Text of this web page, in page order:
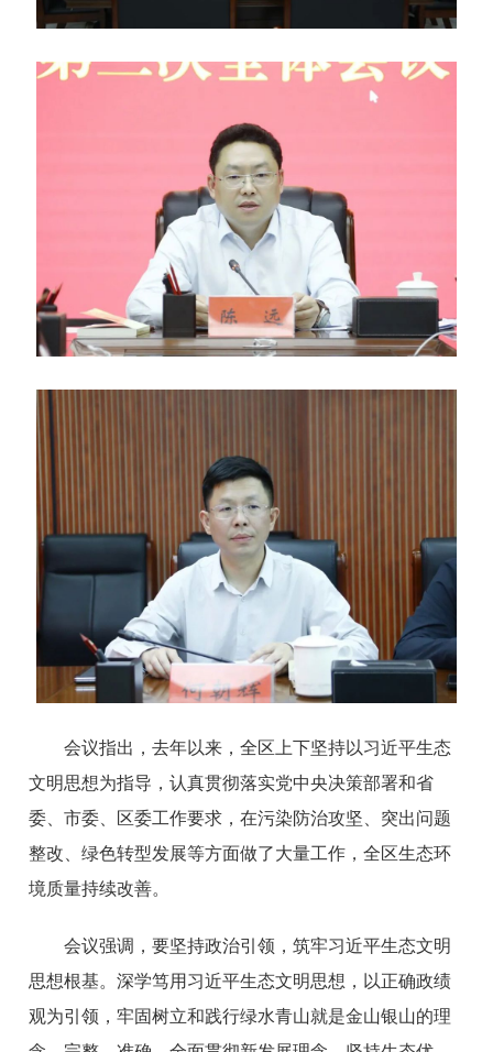
会议指出，去年以来，全区上下坚持以习近平生态
文明思想为指导，认真贯彻落实党中央决策部署和省
委、市委、区委工作要求，在污染防治攻坚、突出问题
整改、绿色转型发展等方面做了大量工作，全区生态环
境质量持续改善。
会议强调，要坚持政治引领，筑牢习近平生态文明
思想根基。深学笃用习近平生态文明思想，以正确政绩
观为引领，牢固树立和践行绿水青山就是金山银山的理